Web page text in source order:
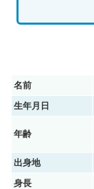
名前
生年月日
年齢
出身地
身長